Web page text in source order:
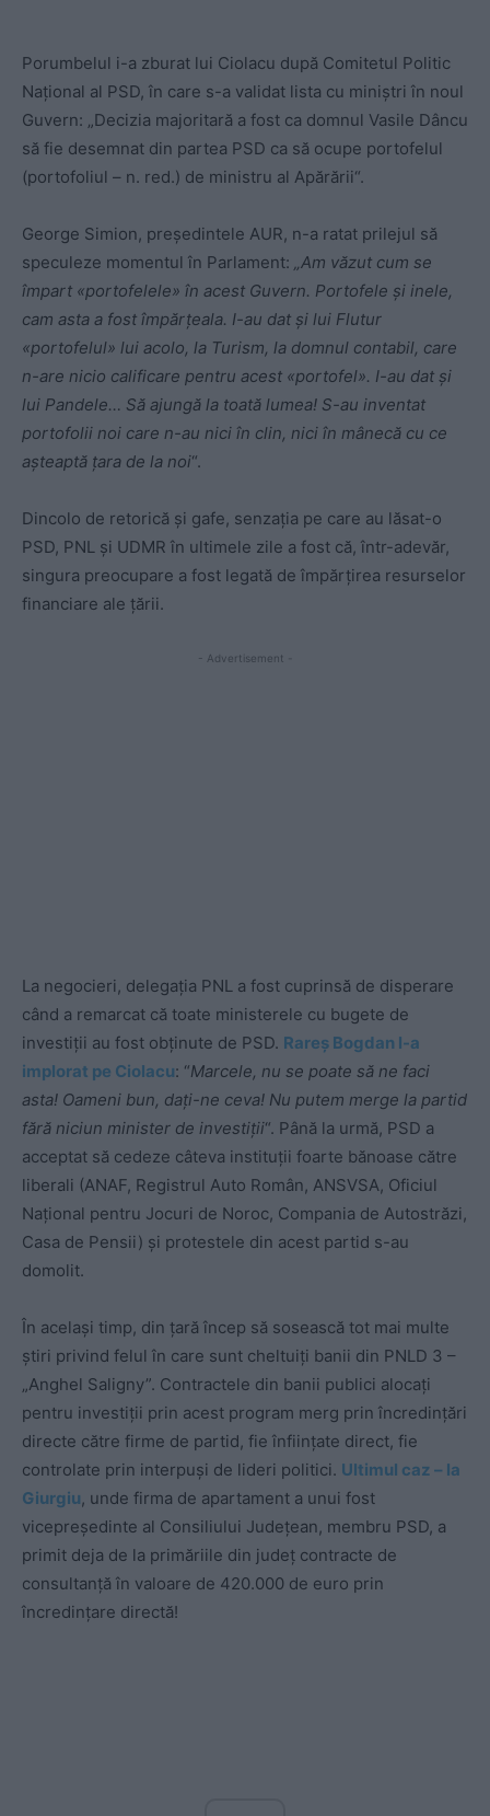
Porumbelul i-a zburat lui Ciolacu după Comitetul Politic
Național al PSD, în care s-a validat lista cu miniștri în noul
Guvern: „Decizia majoritară a fost ca domnul Vasile Dâncu
să fie desemnat din partea PSD ca să ocupe portofelul
(portofoliul – n. red.) de ministru al Apărării“.
George Simion, președintele AUR, n-a ratat prilejul să
speculeze momentul în Parlament: „Am văzut cum se
împart «portofelele» în acest Guvern. Portofele și inele,
cam asta a fost împărțeala. I-au dat și lui Flutur
«portofelul» lui acolo, la Turism, la domnul contabil, care
n-are nicio calificare pentru acest «portofel». I-au dat și
lui Pandele… Să ajungă la toată lumea! S-au inventat
portofolii noi care n-au nici în clin, nici în mânecă cu ce
așteaptă țara de la noi“.
Dincolo de retorică și gafe, senzația pe care au lăsat-o
PSD, PNL și UDMR în ultimele zile a fost că, într-adevăr,
singura preocupare a fost legată de împărțirea resurselor
financiare ale țării.
- Advertisement -
La negocieri, delegația PNL a fost cuprinsă de disperare
când a remarcat că toate ministerele cu bugete de
investiții au fost obținute de PSD. Rareș Bogdan l-a
implorat pe Ciolacu: “Marcele, nu se poate să ne faci
asta! Oameni bun, dați-ne ceva! Nu putem merge la partid
fără niciun minister de investiții“. Până la urmă, PSD a
acceptat să cedeze câteva instituții foarte bănoase către
liberali (ANAF, Registrul Auto Român, ANSVSA, Oficiul
Național pentru Jocuri de Noroc, Compania de Autostrăzi,
Casa de Pensii) și protestele din acest partid s-au
domolit.
În același timp, din țară încep să sosească tot mai multe
știri privind felul în care sunt cheltuiți banii din PNLD 3 –
„Anghel Saligny”. Contractele din banii publici alocați
pentru investiții prin acest program merg prin încredințări
directe către firme de partid, fie înființate direct, fie
controlate prin interpuși de lideri politici. Ultimul caz – la
Giurgiu, unde firma de apartament a unui fost
vicepreședinte al Consiliului Județean, membru PSD, a
primit deja de la primăriile din județ contracte de
consultanță în valoare de 420.000 de euro prin
încredințare directă!